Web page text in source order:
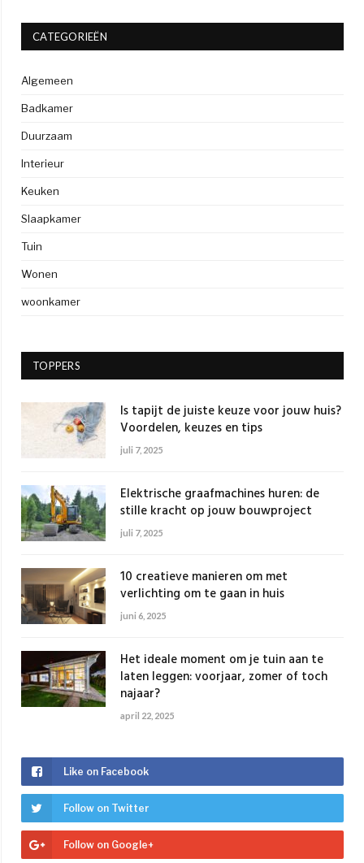
CATEGORIEËN
Algemeen
Badkamer
Duurzaam
Interieur
Keuken
Slaapkamer
Tuin
Wonen
woonkamer
TOPPERS
Is tapijt de juiste keuze voor jouw huis?
Voordelen, keuzes en tips
juli 7, 2025
Elektrische graafmachines huren: de
stille kracht op jouw bouwproject
juli 7, 2025
10 creatieve manieren om met
verlichting om te gaan in huis
juni 6, 2025
Het ideale moment om je tuin aan te
laten leggen: voorjaar, zomer of toch
najaar?
april 22, 2025
Like on Facebook
Follow on Twitter
Follow on Google+